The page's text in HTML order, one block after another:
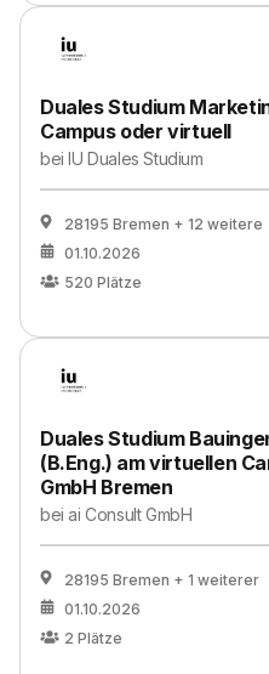
Duales Studium
Campus oder virtuell
beiIU Duales Studium
28195 Bremen + 12 weitere
01.10.2026
520 Plätze
Duales Studium
(B.Eng.) am virtuellen
GmbH Bremen
beiai Consult GmbH
28195 Bremen + 1 weiterer
01.10.2026
2 Plätze